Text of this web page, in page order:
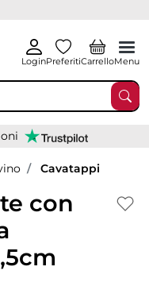
LoginPreferitiCarrelloMenu
Cavatappi
con